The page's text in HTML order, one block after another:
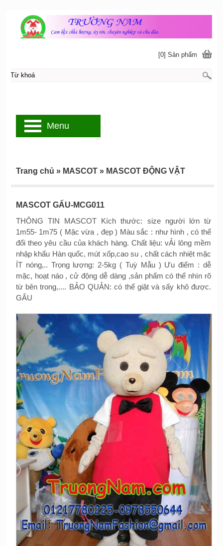
MASCOT GẤU-MCG011
THÔNG TIN MASCOT Kích thước: size người lớn từ
1m55- 1m75 ( Mặc vừa , đẹp ) Màu sắc : như hình , có thể
đổi theo yêu cầu của khách hàng. Chất liệu: vẢi lông mềm
nhập khẩu Hàn quốc, mút xốp,cao su , chất cách nhiệt mặc
ÍT nóng,.. Trọng lượng: 2-5kg ( Tuỳ Mẫu ) Ưu điểm : dễ
mặc, hoạt náo , cử động dễ dàng ,sản phẩm có thể nhìn rõ
từ bên trong,.... BẢO QUẢN: có thể giặt và sấy khô được.
GẤU
Trang chủ » MASCOT » MASCOT ĐỘNG VẬT
[0] Sản phẩm
Menu